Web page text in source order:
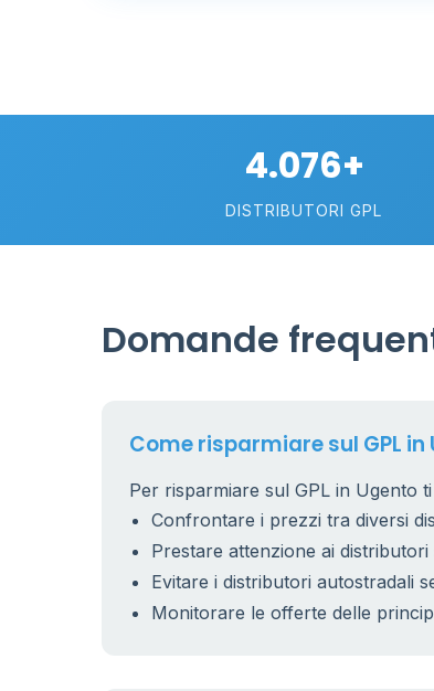
6 53
22
4.076+
DISTRIBUTORI GPL
Domande
Come risparmiare sul GPL in
Per risparmiare sul GPL in Ugento
Confrontare i prezzi tra diversi
Prestare attenzione ai
Evitare i distributori autostradali
Monitorare le offerte delle